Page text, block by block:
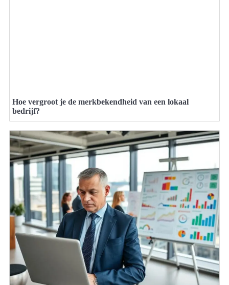
Hoe vergroot je de merkbekendheid van een lokaal
bedrijf?